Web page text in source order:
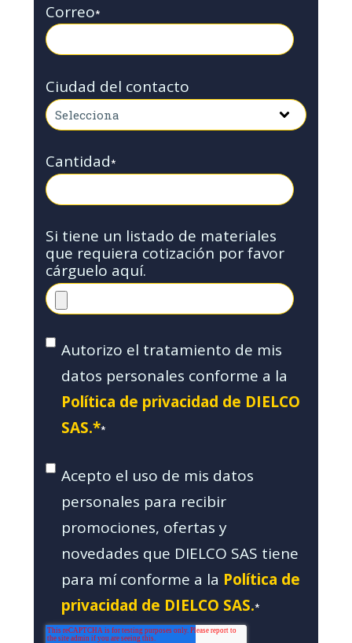
Correo*
Ciudad del contacto
Cantidad*
Si tiene un listado de materiales
que requiera cotización por favor
cárguelo aquí.
Autorizo el tratamiento de mis
datos personales conforme a la
Política de privacidad de DIELCO
SAS.**
Acepto el uso de mis datos
personales para recibir
promociones, ofertas y
novedades que DIELCO SAS tiene
para mí conforme a la Política de
privacidad de DIELCO SAS.*